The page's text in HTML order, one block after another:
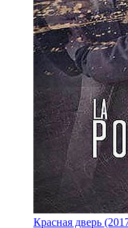
Красная дверь